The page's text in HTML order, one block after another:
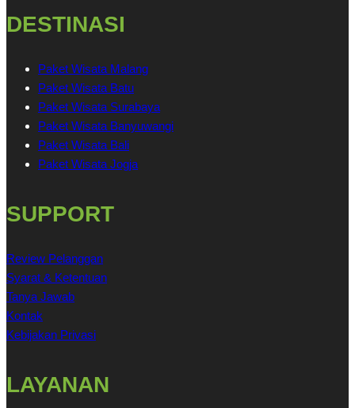
DESTINASI
Paket Wisata Malang
Paket Wisata Batu
Paket Wisata Surabaya
Paket Wisata Banyuwangi
Paket Wisata Bali
Paket Wisata Jogja
SUPPORT
Review Pelanggan
Syarat & Ketentuan
Tanya Jawab
Kontak
Kebijakan Privasi
LAYANAN